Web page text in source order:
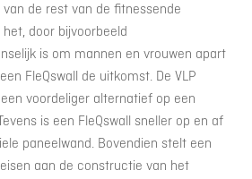
de rest van de fitnessende
door bijvoorbeeld
is om mannen en vrouwen apart
FleQswall de uitkomst. De VLP
voordeliger alternatief op een
is een FleQswall sneller op en af
paneelwand. Bovendien stelt een
aan de constructie van het